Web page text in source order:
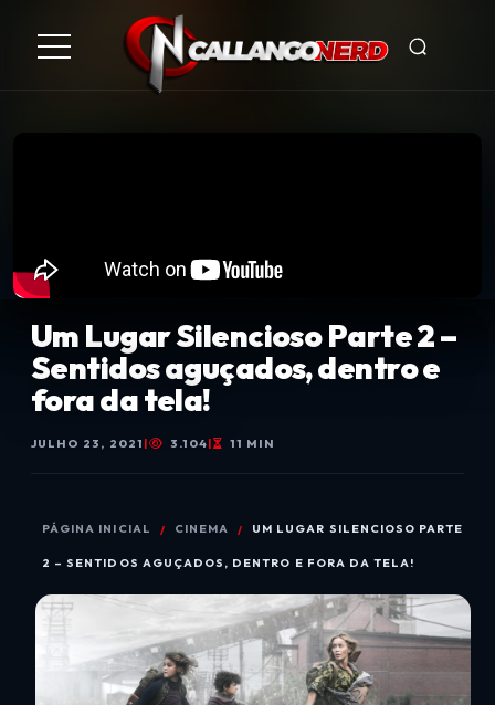
Um Lugar Silencioso Parte 2 –
Sentidos aguçados, dentro e
fora da tela!
JULHO 23, 2021 | 3.104| 11 MIN
PÁGINA INICIAL CINEMA UM LUGAR SILENCIOSO PARTE
2 – SENTIDOS AGUÇADOS, DENTRO E FORA DA TELA!